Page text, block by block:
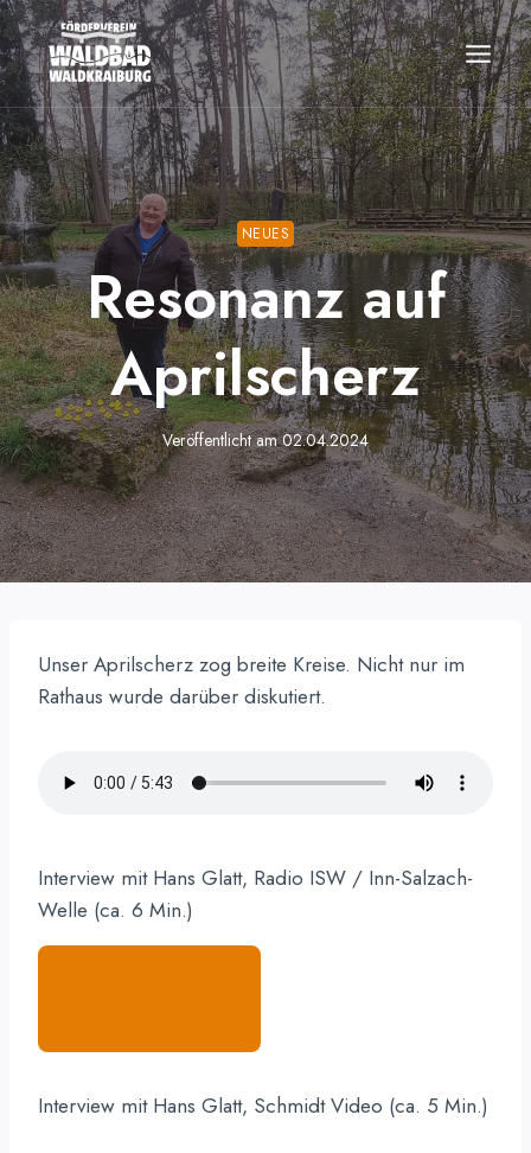
Zum
Inhalt
springen
NEUES
Resonanz auf
Aprilscherz
Veröffentlicht am02.04.2024
Unser Aprilscherz zog breite Kreise. Nicht nur im
Rathaus wurde darüber diskutiert.
Interview mit Hans Glatt, Radio ISW / Inn-Salzach-
Welle (ca. 6 Min.)
Interview mit Hans Glatt, Schmidt Video (ca. 5 Min.)